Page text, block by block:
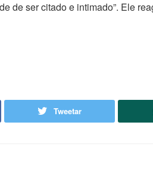
de ser citado e intimado”. Ele
Tweetar